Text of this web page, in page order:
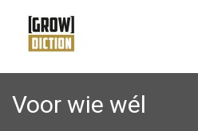
Vlog
No Cure, Pay Less
Voor wie wél